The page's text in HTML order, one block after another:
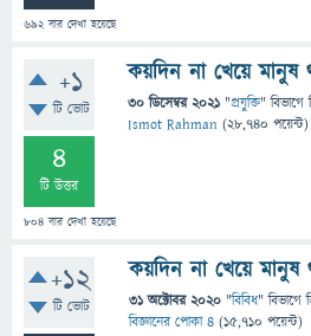
692বার দেখা হয়েছে
+1
টি ভোট
4
টি উত্তর
804 বার দেখা হয়েছে
কয়দিন না খেয়ে মানুষ
30 ডিসেম্বর 2021 "প্রযুক্তি" বিভাগে
Ismot Rahman (28,740 পয়েন্ট)
+12
টি ভোট
কয়দিন না খেয়ে মানুষ
31 অক্টোবর 2020 "বিবিধ" বিভাগে
বিজ্ঞানের পোকা ৪ (15,710 পয়েন্ট)